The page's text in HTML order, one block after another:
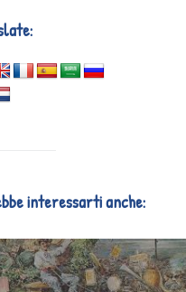
interessarti anche: